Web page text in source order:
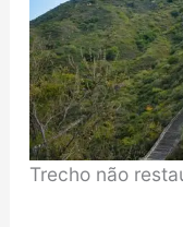
Trecho não